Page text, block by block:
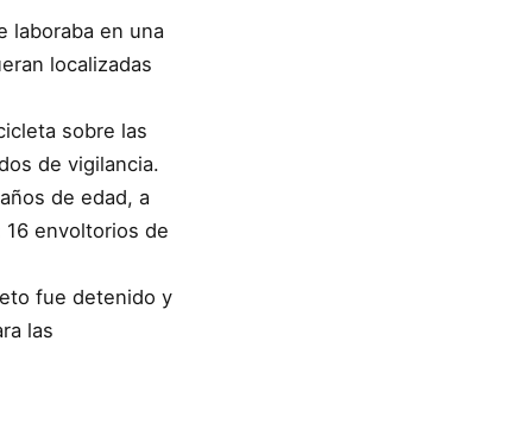
laboraba en una
localizadas
sobre las
de vigilancia.
de edad, a
envoltorios de
fue detenido y
las